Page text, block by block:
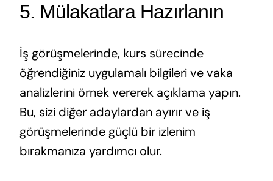
5. Mülakatlara Hazırlanın
İş görüşmelerinde, kurs sürecinde
öğrendiğiniz uygulamalı bilgileri ve vaka
analizlerini örnek vererek açıklama yapın.
Bu, sizi diğer adaylardan ayırır ve iş
görüşmelerinde güçlü bir izlenim
bırakmanıza yardımcı olur.